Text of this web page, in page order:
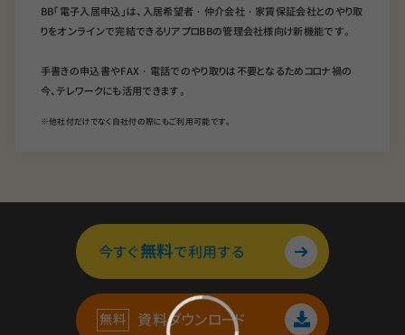
BB「電子入居申込」は、入居希望者・仲介会社・家賃保証会社とのやり取
りをオンラインで完結できるリアプロBBの管理会社様向け新機能です。
手書きの申込書やFAX・電話でのやり取りは不要となるためコロナ禍の
今、テレワークにも活用できます。
※他社付だけでなく自社付の際にもご利用可能です。
今すぐ無料で利用する
資料ダウンロード